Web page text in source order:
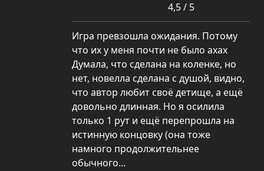
4,5 / 5
Игра превзошла ожидания. Потому
что их у меня почти не было ахах
Думала, что сделана на коленке, но
нет, новелла сделана с душой, видно,
что автор любит своё детище, а ещё
довольно длинная. Но я осилила
только 1 рут и ещё перепрошла на
истинную концовку (она тоже
намного продолжительнее
обычного…